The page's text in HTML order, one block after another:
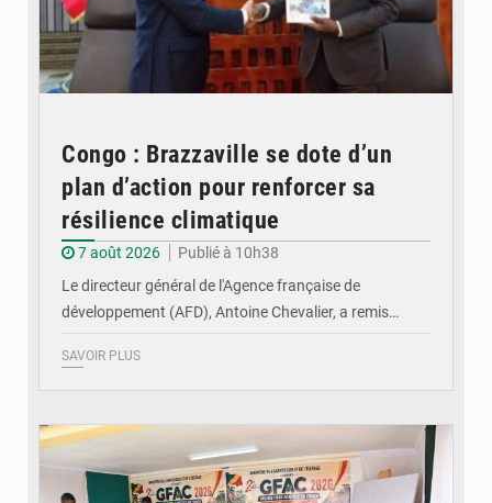
Congo : Brazzaville se dote d’un
plan d’action pour renforcer sa
résilience climatique
7 août 2026
Publié à 10h38
Le directeur général de l'Agence française de
développement (AFD), Antoine Chevalier, a remis…
SAVOIR PLUS